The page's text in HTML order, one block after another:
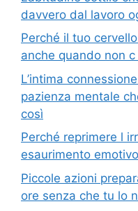
davvero dal lavoro
Perché il tuo
anche quando non
L’intima
pazienza mentale
così
Perché reprimere l
esaurimento
Piccole azioni
ore senza che tu lo